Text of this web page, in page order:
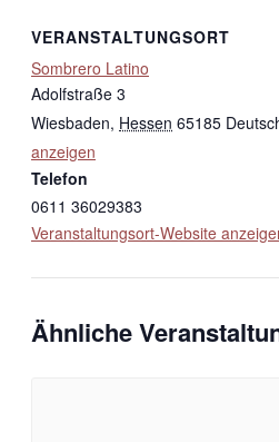
VERANSTALTUNGSORT
Sombrero Latino
Adolfstraße 3
Wiesbaden, Hessen 65185
anzeigen
Telefon
0611 36029383
Veranstaltungsort-Website
Ähnliche